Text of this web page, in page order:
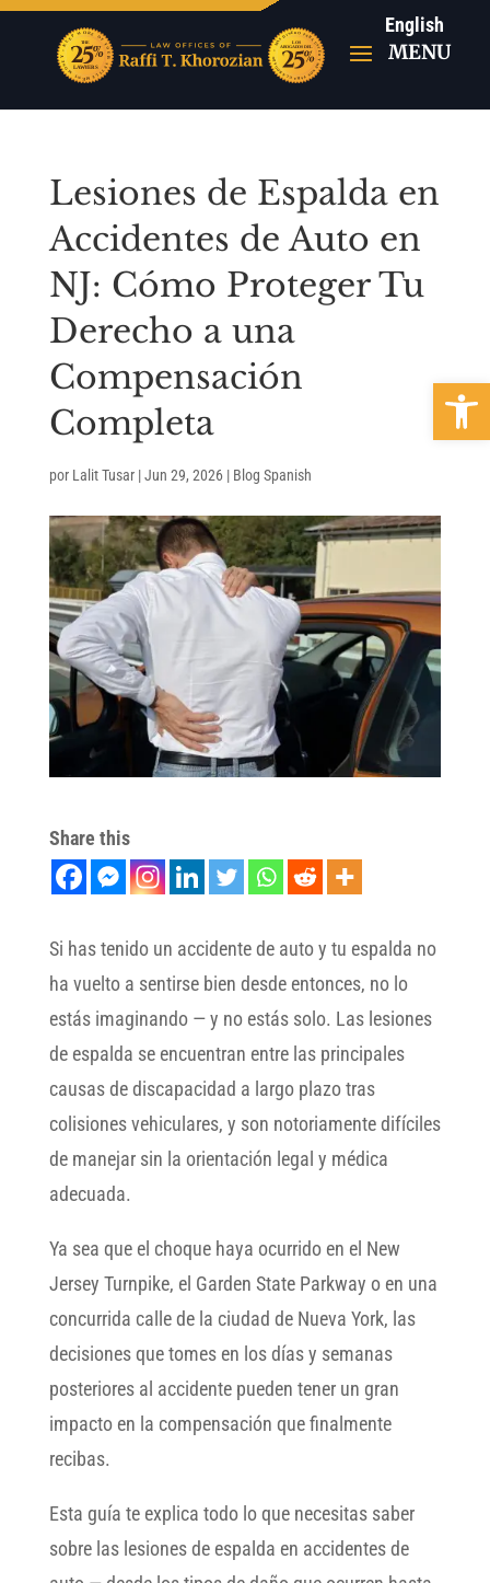
Abrir
English
Lesiones de Espalda en
Accidentes de Auto en
NJ: Cómo Proteger Tu
Derecho a una
Compensación
Completa
por Lalit Tusar|Jun 29, 2026| Blog Spanish
Share this
Si has tenido un accidente de auto y tu espalda no
ha vuelto a sentirse bien desde entonces, no lo
estás imaginando — y no estás solo. Las lesiones
de espalda se encuentran entre las principales
causas de discapacidad a largo plazo tras
colisiones vehiculares, y son notoriamente difíciles
de manejar sin la orientación legal y médica
adecuada.
Ya sea que el choque haya ocurrido en el New
Jersey Turnpike, el Garden State Parkway o en una
concurrida calle de la ciudad de Nueva York, las
decisiones que tomes en los días y semanas
posteriores al accidente pueden tener un gran
impacto en la compensación que finalmente
recibas.
Esta guía te explica todo lo que necesitas saber
sobre las lesiones de espalda en accidentes de